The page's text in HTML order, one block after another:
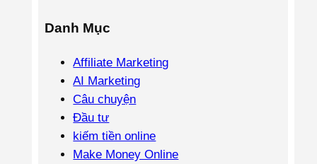
Danh Mục
Affiliate Marketing
AI Marketing
Câu chuyện
Đầu tư
kiếm tiền online
Make Money Online